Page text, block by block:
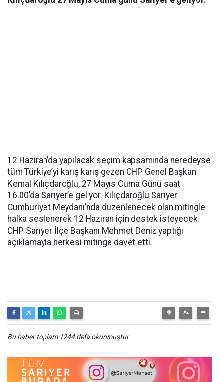
12 Haziran’da yapılacak seçim kapsamında neredeyse
tüm Türkiye’yi karış karış gezen CHP Genel Başkanı
Kemal Kılıçdaroğlu, 27 Mayıs Cuma Günü saat
16.00’da Sarıyer’e geliyor. Kılıçdaroğlu Sarıyer
Cumhuriyet Meydanı’nda düzenlenecek olan mitingle
halka seslenerek 12 Haziran için destek isteyecek.
CHP Sarıyer İlçe Başkanı Mehmet Deniz yaptığı
açıklamayla herkesi mitinge davet etti.
Bu haber toplam 1244 defa okunmuştur